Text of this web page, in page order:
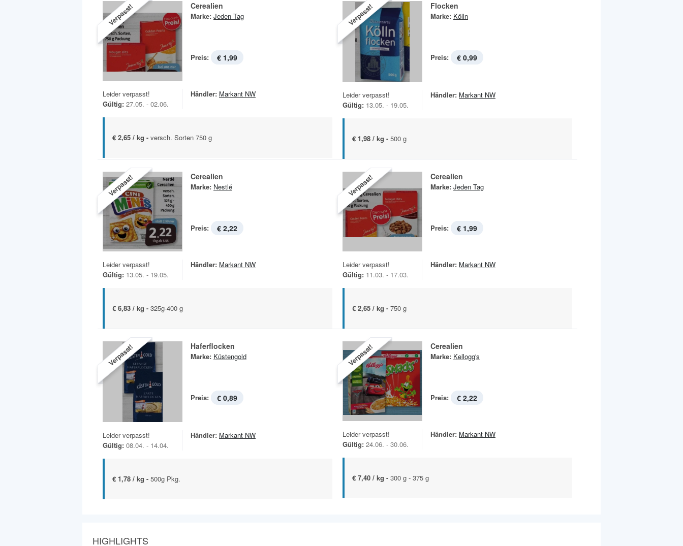
Verpasst! Cerealien
Marke: Jeden Tag
Preis: € 1,99
Leider verpasst!
Gültig: 27.05. - 02.06.
Händler: Markant NW
€ 2,65 / kg - versch. Sorten 750 g
Verpasst! Flocken
Marke: Kölln
Preis: € 0,99
Leider verpasst!
Gültig: 13.05. - 19.05.
Händler: Markant NW
€ 1,98 / kg - 500 g
Verpasst! Cerealien
Marke: Nestlé
Preis: € 2,22
Leider verpasst!
Gültig: 13.05. - 19.05.
Händler: Markant NW
€ 6,83 / kg - 325g-400 g
Verpasst! Cerealien
Marke: Jeden Tag
Preis: € 1,99
Leider verpasst!
Gültig: 11.03. - 17.03.
Händler: Markant NW
€ 2,65 / kg - 750 g
Verpasst! Haferflocken
Marke: Küstengold
Preis: € 0,89
Leider verpasst!
Gültig: 08.04. - 14.04.
Händler: Markant NW
€ 1,78 / kg - 500g Pkg.
Verpasst! Cerealien
Marke: Kellogg's
Preis: € 2,22
Leider verpasst!
Gültig: 24.06. - 30.06.
Händler: Markant NW
€ 7,40 / kg - 300 g - 375 g
HIGHLIGHTS